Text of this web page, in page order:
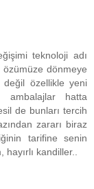
teknoloji adı
özümüze dönmeye
değil özellikle yeni
hatta
de bunları tercih
zararı biraz
tarifine senin
hayırlı kandiller..